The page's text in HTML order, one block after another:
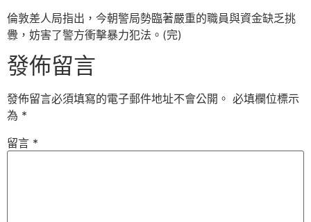
倫敦差人局指出，今朝警局勢臨著嚴重的職員與資金缺乏挑
釁，妨害了警方衝擊暴力犯法。(完)
發佈留言
發佈留言必須填寫的電子郵件地址不會公開。 必填欄位標示
為 *
留言 *